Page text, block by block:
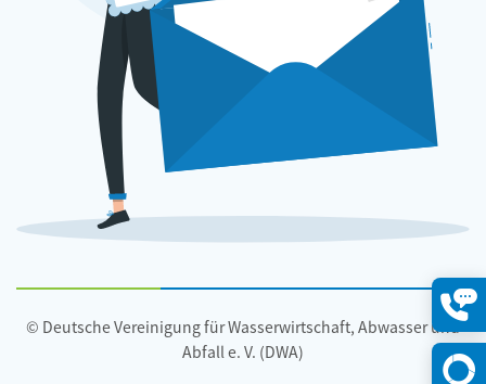
© Deutsche Vereinigung für Wasserwirtschaft, Abwasser und
Abfall e. V. (DWA)